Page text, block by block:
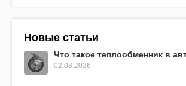
Новые статьи
Что такое теплообменник в
02.08.2026